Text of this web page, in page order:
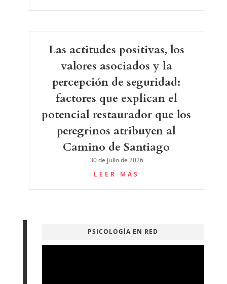
Las actitudes positivas, los
valores asociados y la
percepción de seguridad:
factores que explican el
potencial restaurador que los
peregrinos atribuyen al
Camino de Santiago
30 de julio de 2026
LEER MÁS
PSICOLOGÍA EN RED